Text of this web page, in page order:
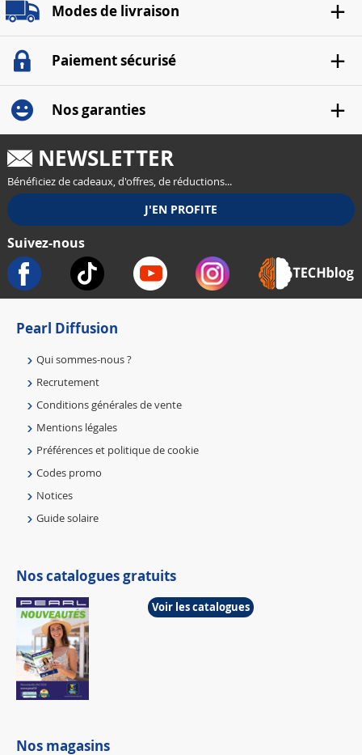
Modes de livraison
Paiement sécurisé
Nos garanties
NEWSLETTER
Bénéficiez de cadeaux, d'offres, de réductions...
Suivez-nous
Pearl Diffusion
Qui sommes-nous ?
Recrutement
Conditions générales de vente
Mentions légales
Préférences et politique de cookie
Codes promo
Notices
Guide solaire
Nos catalogues gratuits
Voir les catalogues
Nos magasins